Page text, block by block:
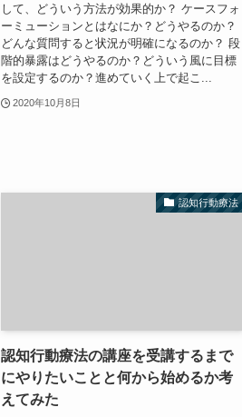
して、どういう方法が効果的か？ ケースフォ
ーミューションとはなにか？どうやるのか？
どんな質問すると状況が明確になるのか？ 段
階的暴露はどうやるのか？どういう風に目標
を設定するのか？進めていく上で起こ...
2020年10月8日
認知行動療法
認知行動療法の講座を受講するまで
にやりたいことと何から始めるか考
えてみた